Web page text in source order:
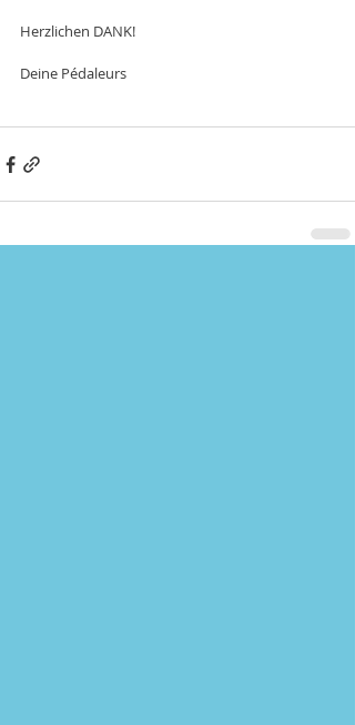
Herzlichen DANK!
Deine Pédaleurs